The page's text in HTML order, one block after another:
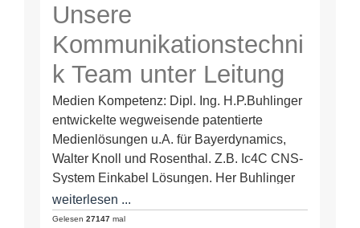
Unsere
Kommunikationstechni
k Team unter Leitung
von Dipl. Ing.
H.P.Buhlinger
Medien Kompetenz: Dipl. Ing. H.P.Buhlinger
entwickelte wegweisende patentierte
Medienlösungen u.A. für Bayerdynamics,
Walter Knoll und Rosenthal. Z.B. Ic4C CNS-
System Einkabel Lösungen. Her Buhlinger
ist u.A. Mitentwickler der derzeit Neuesten
HDBase-T…
weiterlesen ...
Gelesen 27147 mal